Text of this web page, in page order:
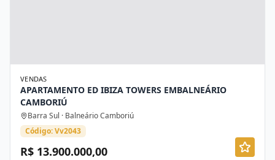
VENDAS
APARTAMENTO ED IBIZA TOWERS EMBALNEÁRIO
CAMBORIÚ
Barra Sul · Balneário Camboriú
Código: Vv2043
R$ 13.900.000,00